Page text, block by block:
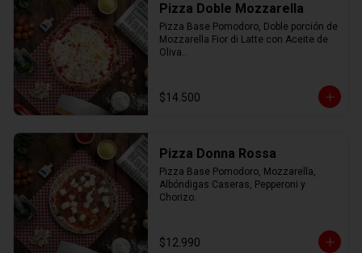
Pizza Doble Mozzarella
Pizza Base Pomodoro, Doble porción de
Mozzarella Fior di Latte con Aceite de
Oliva..
$14.500
Pizza Donna Rossa
Pizza Base Pomodoro, Mozzarella,
Albóndigas Caseras, Pepperoni y
Chorizo.
$12.990